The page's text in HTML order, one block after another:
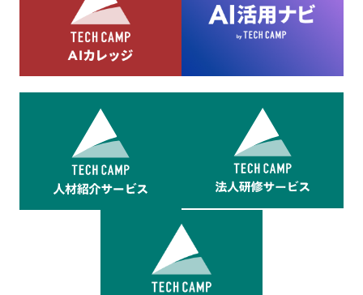
で、広告配信等の目的で利用いたします。